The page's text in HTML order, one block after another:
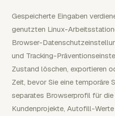
Gespeicherte Eingaben
genutzten Linux-
Browser-
und Tracking-
Zustand löschen, exportieren
Zeit, bevor Sie eine temporäre
separates Browserprofil für
Kundenprojekte, Autofill-